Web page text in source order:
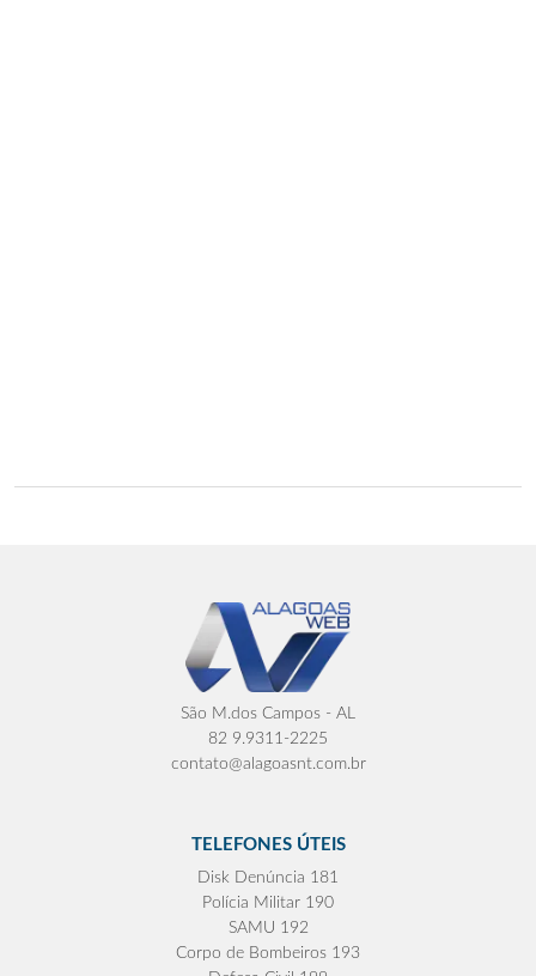
São M.dos Campos - AL
82 9.9311-2225
contato@alagoasnt.com.br
TELEFONES ÚTEIS
Disk Denúncia 181
Polícia Militar 190
SAMU 192
Corpo de Bombeiros 193